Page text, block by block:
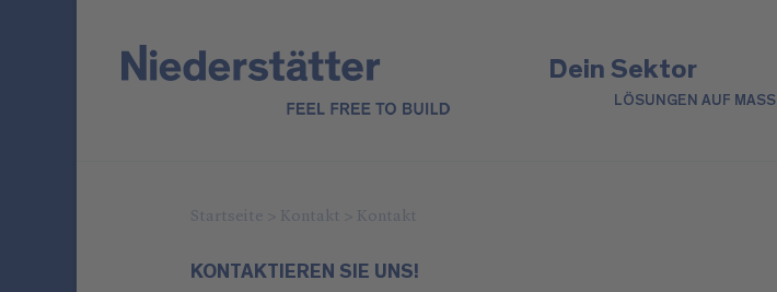
Dein Sektor
LÖSUNGEN AUF MASS
KONTAKTIEREN SIE UNS!
Startseite > Kontakt > Kontakt